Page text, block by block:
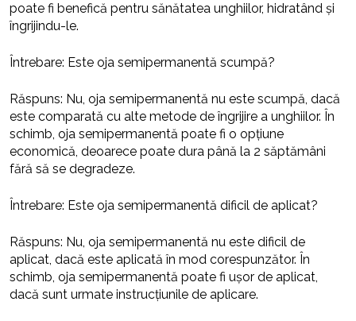
poate fi benefică pentru sănătatea unghiilor, hidratând și
îngrijindu-le.
Întrebare: Este oja semipermanentă scumpă?
Răspuns: Nu, oja semipermanentă nu este scumpă, dacă
este comparată cu alte metode de îngrijire a unghiilor. În
schimb, oja semipermanentă poate fi o opțiune
economică, deoarece poate dura până la 2 săptămâni
fără să se degradeze.
Întrebare: Este oja semipermanentă dificil de aplicat?
Răspuns: Nu, oja semipermanentă nu este dificil de
aplicat, dacă este aplicată în mod corespunzător. În
schimb, oja semipermanentă poate fi ușor de aplicat,
dacă sunt urmate instrucțiunile de aplicare.